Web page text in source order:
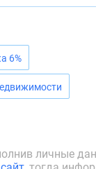
6%
личные